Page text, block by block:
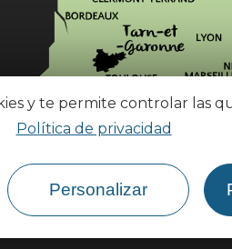
y te permite controlar las
Política de privacidad
Personalizar